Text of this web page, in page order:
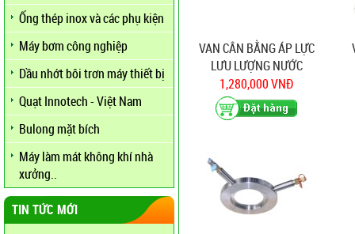
Ống thép inox và các phụ kiện
Máy bơm công nghiệp
Dầu nhớt bôi trơn máy thiết bị
Quạt Innotech - Việt Nam
Bulong mặt bích
Máy làm mát không khí nhà
xưởng..
TIN TỨC MỚI
VAN CÂN BẰNG ÁP LỰC
LƯU LƯỢNG NƯỚC
1,280,000 VNĐ